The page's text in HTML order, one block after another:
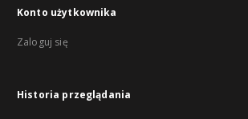
Konto użytkownika
Zaloguj się
Historia przeglądania